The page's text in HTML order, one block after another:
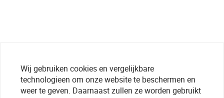
Wij gebruiken cookies en vergelijkbare
technologieen om onze website te beschermen en
weer te geven. Daarnaast zullen ze worden gebruikt